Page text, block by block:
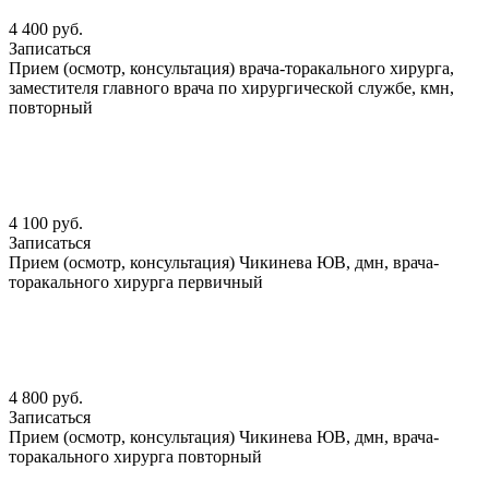
4 400 руб.
Записаться
Прием (осмотр, консультация) врача-торакального хирурга,
заместителя главного врача по хирургической службе, кмн,
повторный
4 100 руб.
Записаться
Прием (осмотр, консультация) Чикинева ЮВ, дмн, врача-
торакального хирурга первичный
4 800 руб.
Записаться
Прием (осмотр, консультация) Чикинева ЮВ, дмн, врача-
торакального хирурга повторный